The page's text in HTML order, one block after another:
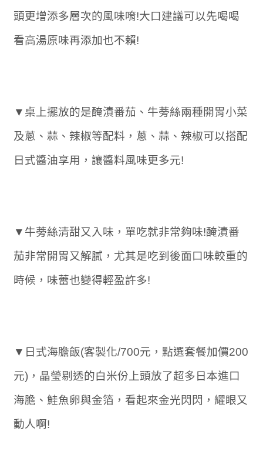
頭更增添多層次的風味唷!大口建議可以先喝喝
看高湯原味再添加也不賴!
▼桌上擺放的是醃漬番茄、牛蒡絲兩種開胃小菜
及蔥、蒜、辣椒等配料，蔥、蒜、辣椒可以搭配
日式醬油享用，讓醬料風味更多元!
▼牛蒡絲清甜又入味，單吃就非常夠味!醃漬番
茄非常開胃又解膩，尤其是吃到後面口味較重的
時候，味蕾也變得輕盈許多!
▼日式海膽飯(客製化/700元，點選套餐加價200
元)，晶瑩剔透的白米份上頭放了超多日本進口
海膽、鮭魚卵與金箔，看起來金光閃閃，耀眼又
動人啊!